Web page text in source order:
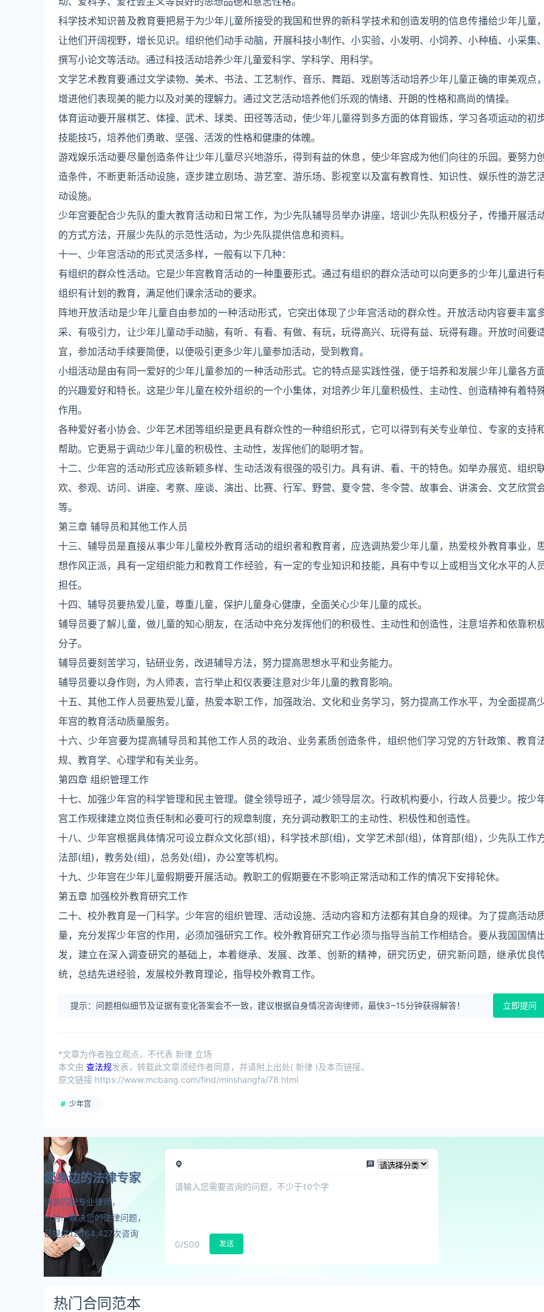
科学技术知识普及教育要把易于为少年儿童所接受的我国和世界的新科学技术和创造发明的信息传播给少年儿童，
让他们开阔视野，增长见识。组织他们动手动脑，开展科技小制作、小实验、小发明、小饲养、小种植、小采集、
撰写小论文等活动。通过科技活动培养少年儿童爱科学、学科学、用科学。
文学艺术教育要通过文学读物、美术、书法、工艺制作、音乐、舞蹈、戏剧等活动培养少年儿童正确的审美观点，
增进他们表现美的能力以及对美的理解力。通过文艺活动培养他们乐观的情绪、开朗的性格和高尚的情操。
体育运动要开展棋艺、体操、武术、球类、田径等活动，使少年儿童得到多方面的体育锻炼，学习各项运动的初
技能技巧，培养他们勇敢、坚强、活泼的性格和健康的体魄。
游戏娱乐活动要尽量创造条件让少年儿童尽兴地游乐，得到有益的休息，使少年宫成为他们向往的乐园。要努力创
造条件，不断更新活动设施，逐步建立剧场、游艺室、游乐场、影视室以及富有教育性、知识性、娱乐性的游艺
动设施。
少年宫要配合少先队的重大教育活动和日常工作，为少先队辅导员举办讲座，培训少先队积极分子，传播开展活
的方式方法，开展少先队的示范性活动，为少先队提供信息和资料。
十一、少年宫活动的形式灵活多样，一般有以下几种：
有组织的群众性活动。它是少年宫教育活动的一种重要形式。通过有组织的群众活动可以向更多的少年儿童进行
组织有计划的教育，满足他们课余活动的要求。
阵地开放活动是少年儿童自由参加的一种活动形式，它突出体现了少年宫活动的群众性。开放活动内容要丰富
采、有吸引力，让少年儿童动手动脑，有听、有看、有做、有玩，玩得高兴、玩得有益、玩得有趣。开放时间要
宜，参加活动手续要简便，以便吸引更多少年儿童参加活动，受到教育。
小组活动是由有同一爱好的少年儿童参加的一种活动形式。它的特点是实践性强，便于培养和发展少年儿童各方
的兴趣爱好和特长。这是少年儿童在校外组织的一个小集体，对培养少年儿童积极性、主动性、创造精神有着特
作用。
各种爱好者小协会、少年艺术团等组织是更具有群众性的一种组织形式，它可以得到有关专业单位、专家的支持
帮助。它更易于调动少年儿童的积极性、主动性，发挥他们的聪明才智。
十二、少年宫的活动形式应该新颖多样、生动活泼有很强的吸引力。具有讲、看、干的特色。如举办展览、组织
欢、参观、访问、讲座、考察、座谈、演出、比赛、行军、野营、夏令营、冬令营、故事会、讲演会、文艺欣赏
等。
第三章 辅导员和其他工作人员
十三、辅导员是直接从事少年儿童校外教育活动的组织者和教育者，应选调热爱少年儿童，热爱校外教育事业，
想作风正派，具有一定组织能力和教育工作经验，有一定的专业知识和技能，具有中专以上或相当文化水平的人
担任。
十四、辅导员要热爱儿童，尊重儿童，保护儿童身心健康，全面关心少年儿童的成长。
辅导员要了解儿童，做儿童的知心朋友，在活动中充分发挥他们的积极性、主动性和创造性，注意培养和依靠积
分子。
辅导员要刻苦学习，钻研业务，改进辅导方法，努力提高思想水平和业务能力。
辅导员要以身作则，为人师表，言行举止和仪表要注意对少年儿童的教育影响。
十五、其他工作人员要热爱儿童，热爱本职工作，加强政治、文化和业务学习，努力提高工作水平，为全面提高
年宫的教育活动质量服务。
十六、少年宫要为提高辅导员和其他工作人员的政治、业务素质创造条件，组织他们学习党的方针政策、教育
规、教育学、心理学和有关业务。
第四章 组织管理工作
十七、加强少年宫的科学管理和民主管理。健全领导班子，减少领导层次。行政机构要小，行政人员要少。按少
宫工作规律建立岗位责任制和必要可行的规章制度，充分调动教职工的主动性、积极性和创造性。
十八、少年宫根据具体情况可设立群众文化部(组)，科学技术部(组)，文学艺术部(组)，体育部(组)，少先队工作
法部(组)，教务处(组)，总务处(组)，办公室等机构。
十九、少年宫在少年儿童假期要开展活动。教职工的假期要在不影响正常活动和工作的情况下安排轮休。
第五章 加强校外教育研究工作
二十、校外教育是一门科学。少年宫的组织管理、活动设施、活动内容和方法都有其自身的规律。为了提高活动
量，充分发挥少年宫的作用，必须加强研究工作。校外教育研究工作必须与指导当前工作相结合。要从我国国情
发，建立在深入调查研究的基础上，本着继承、发展、改革、创新的精神，研究历史，研究新问题，继承优良
统，总结先进经验，发展校外教育理论，指导校外教育工作。
提示：问题相似细节及证据有变化答案会不一致，建议根据自身情况咨询律师，最快3~15分钟获得解答！ 立即提问
*文章为作者独立观点，不代表 新律 立场
本文由 查法规发表，转载此文章须经作者同意，并请附上出处( 新律 )及本页链接。
原文链接 https://www.mcbang.com/find/minshangfa/78.html
少年宫
您身边的法律专家
快速匹配专业律师，
一对一解决您的法律问题，
已提供12,164,427次咨询
0/500 发送
热门合同范本